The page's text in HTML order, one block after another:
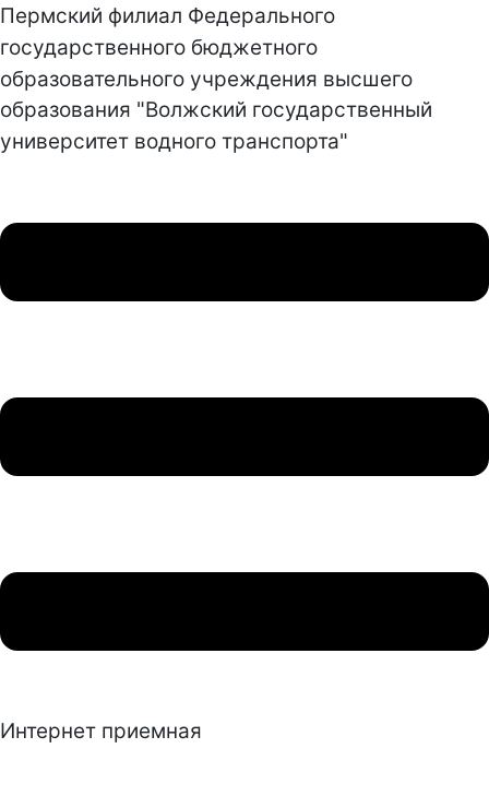
Пермский филиал Федерального
государственного бюджетного
образовательного учреждения высшего
образования "Волжский государственный
университет водного транспорта"
Интернет приемная